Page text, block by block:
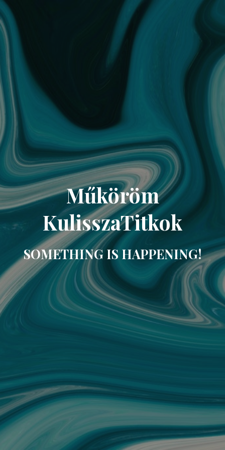
Műköröm
KulisszaTitkok
SOMETHING IS HAPPENING!